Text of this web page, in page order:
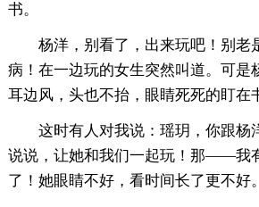
书。
杨洋，别看了，出来玩吧！别老
病！在一边玩的女生突然叫道。可是
耳边风，头也不抬，眼睛死死的盯在
这时有人对我说：瑶玥，你跟杨
说说，让她和我们一起玩！那——我
了！她眼睛不好，看时间长了更不好